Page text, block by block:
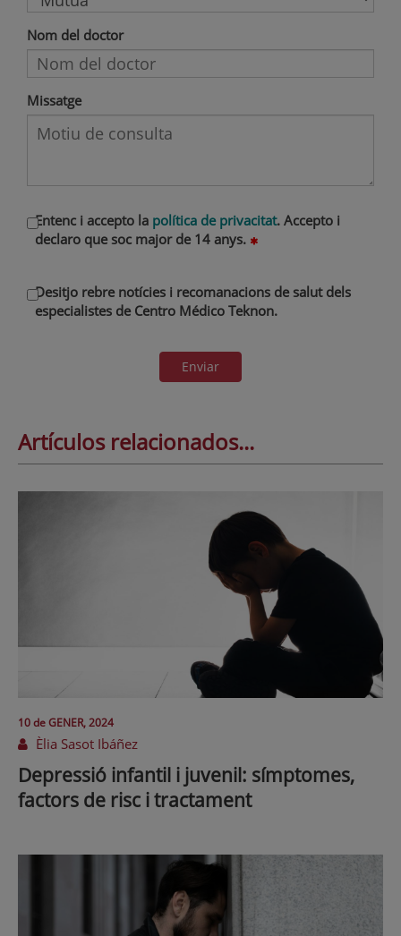
Nom del doctor
Missatge
Entenc i accepto la política de privacitat. Accepto i
declaro que soc major de 14 anys.
Desitjo rebre notícies i recomanacions de salut dels
especialistes de Centro Médico Teknon.
Enviar
Artículos relacionados...
10 deGENER, 2024
Èlia Sasot Ibáñez
Depressió infantil i juvenil: símptomes,
factors de risc i tractament